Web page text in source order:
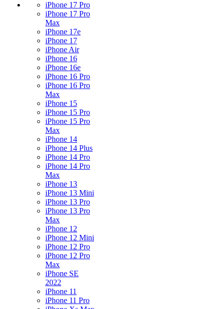
iPhone 17 Pro
iPhone 17 Pro
Max
iPhone 17e
iPhone 17
iPhone Air
iPhone 16
iPhone 16e
iPhone 16 Pro
iPhone 16 Pro
Max
iPhone 15
iPhone 15 Pro
iPhone 15 Pro
Max
iPhone 14
iPhone 14 Plus
iPhone 14 Pro
iPhone 14 Pro
Max
iPhone 13
iPhone 13 Mini
iPhone 13 Pro
iPhone 13 Pro
Max
iPhone 12
iPhone 12 Mini
iPhone 12 Pro
iPhone 12 Pro
Max
iPhone SE
2022
iPhone 11
iPhone 11 Pro